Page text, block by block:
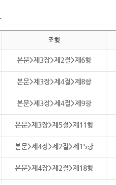
조항
본문>제3장>제2절>제6항
본문>제3장>제4절>제8항
본문>제3장>제4절>제9항
본문>제3장>제5절>제11항
본문>제4장>제2절>제15항
본문>제4장>제2절>제18항